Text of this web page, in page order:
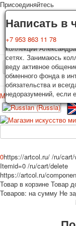
Доставка
Колоды, почтовые
отправляются в
Исключение: репринт
течении 7-8 рабочих
с треком
почты на момент
отправка СДЕК или
Гарантия
Вы покупаете колоды
коллекции
сетях. Занимаюсь
веду активное
обменного фонда в
обязательства и
недоразумений, если
Написать в
+7 953 863 11 78
Присоединяйтесь
Главная
Новости
Меню
Главная
Игральные карты
Классические
Эротические рисунки
Эротические фотоколоды
Пин-ап
Политические
Нестандартные
0https://artcol.ru/ /ru/
Itemid=0 /ru/cart/delete
https://artcol.ru/
Товар в корзине Товар
Товаров: на сумму Не